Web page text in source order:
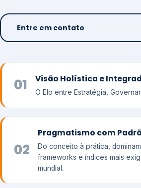
Entre em contato
01 Visão Holística e
O Elo entre Estratégia,
02
Pragmatismo com
Do conceito à prática,
frameworks e índices mais
mundial.